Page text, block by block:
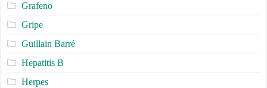
Grafeno
Gripe
Guillain Barré
Hepatitis B
Herpes